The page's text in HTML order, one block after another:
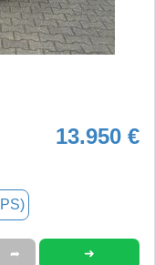
13.950 €
➦ ➜